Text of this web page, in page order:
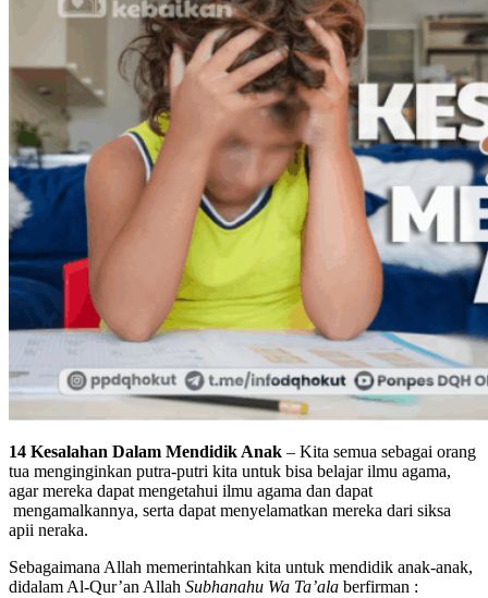
14 Kesalahan Dalam Mendidik Anak – Kita semua sebagai orang
tua menginginkan putra-putri kita untuk bisa belajar ilmu agama,
agar mereka dapat mengetahui ilmu agama dan dapat
mengamalkannya, serta dapat menyelamatkan mereka dari siksa
Sebagaimana Allah memerintahkan kita untuk mendidik anak-anak,